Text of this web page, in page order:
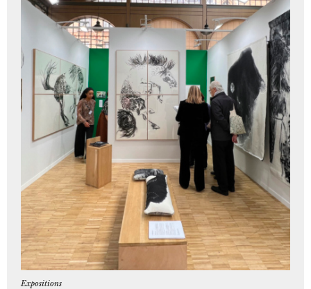
Expositions